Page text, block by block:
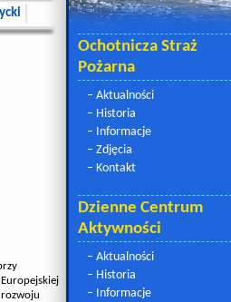
Ochotnicza Straż
Pożarna
– Aktualności
– Historia
– Informacje
– Zdjęcia
– Kontakt
Dzienne Centrum
Aktywności
– Aktualności
– Historia
– Informacje